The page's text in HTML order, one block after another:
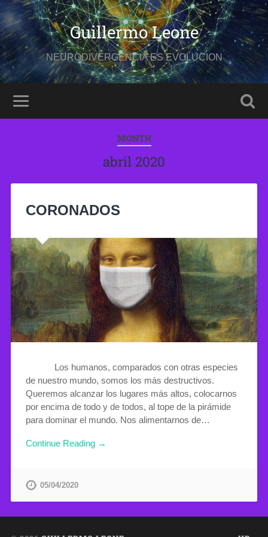
Guillermo Leone
NEURODIVERGENCIA ES EVOLUCION
MONTH
abril 2020
CORONADOS
Los humanos, comparados con otras especies
de nuestro mundo, somos los más destructivos.
Queremos alcanzar los lugares más altos, colocarnos
por encima de todo y de todos, al tope de la pirámide
para dominar el mundo. Nos alimentarnos de…
Continue Reading →
05/04/2020